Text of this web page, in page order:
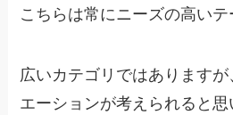
こちらは常にニーズの高いテ
広いカテゴリではあります
エーションが考えられると